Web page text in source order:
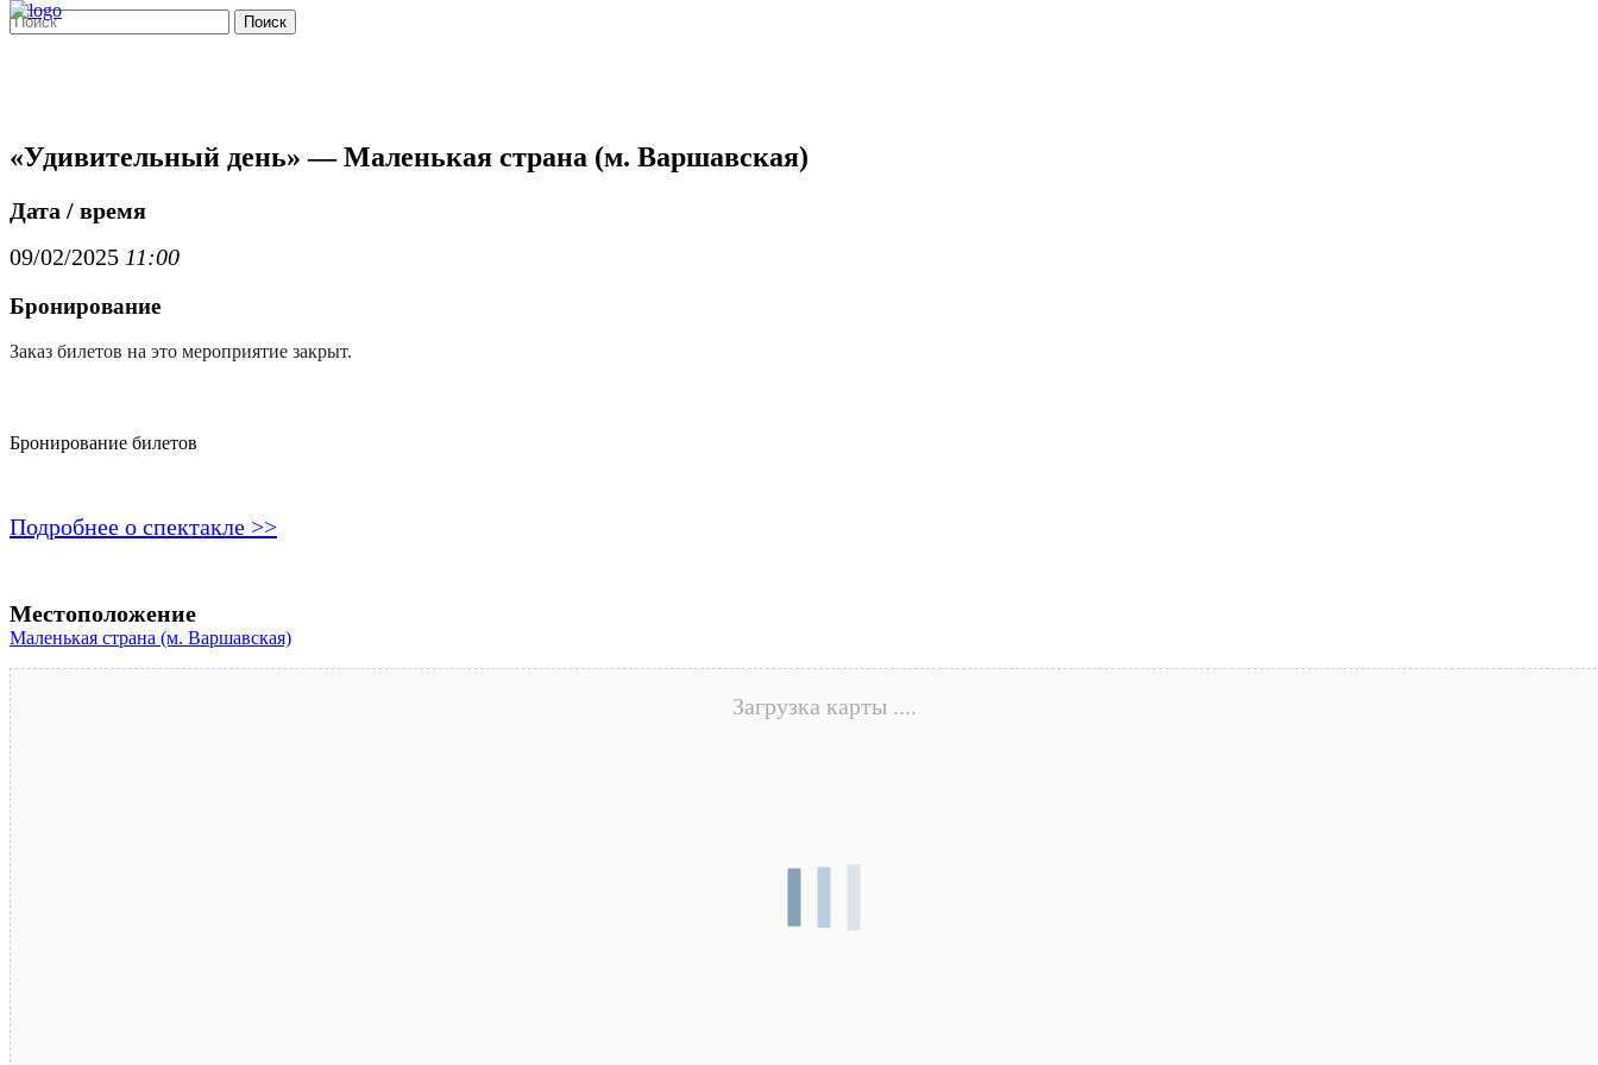
Поиск
«Удивительный день» — Маленькая страна (м. Варшавская)
Дата / время
09/02/2025 11:00
Бронирование
Заказ билетов на это мероприятие закрыт.
Бронирование билетов
Подробнее о спектакле >>
Местоположение
Маленькая страна (м. Варшавская)
Загрузка карты ....